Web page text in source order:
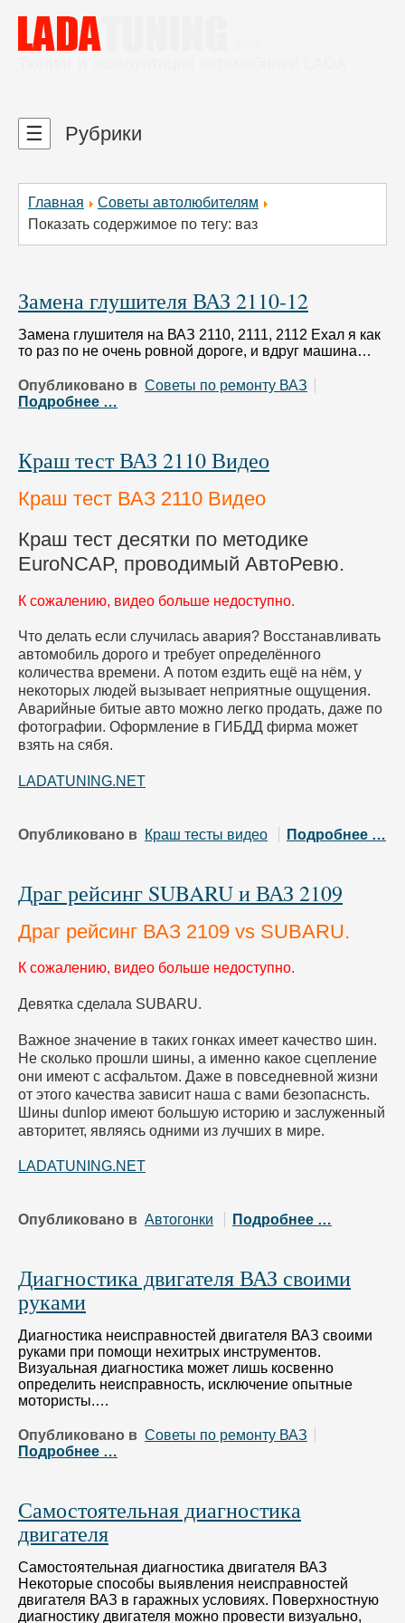
Главная
Советы автолюбителям
Показать содержимое по тегу: ваз
Замена глушителя ВАЗ 2110-12
Замена глушителя на ВАЗ 2110, 2111, 2112 Ехал я как
то раз по не очень ровной дороге, и вдруг машина…
Опубликовано в Советы по ремонту ВАЗ
Подробнее …
Краш тест ВАЗ 2110 Видео
Краш тест ВАЗ 2110 Видео
Краш тест десятки по методике
EuroNCAP, проводимый АвтоРевю.
К сожалению, видео больше недоступно.
Что делать если случилась авария? Восстанавливать
автомобиль дорого и требует определённого
количества времени. А потом ездить ещё на нём, у
некоторых людей вызывает неприятные ощущения.
Аварийные битые авто можно легко продать, даже по
фотографии. Оформление в ГИБДД фирма может
взять на сябя.
LADATUNING.NET
Опубликовано в Краш тесты видео Подробнее …
Драг рейсинг SUBARU и ВАЗ 2109
Драг рейсинг ВАЗ 2109 vs SUBARU.
К сожалению, видео больше недоступно.
Девятка сделала SUBARU.
Важное значение в таких гонках имеет качество шин.
Не сколько прошли шины, а именно какое сцепление
они имеют с асфальтом. Даже в повседневной жизни
от этого качества зависит наша с вами безопаснсть.
Шины dunlop имеют большую историю и заслуженный
авторитет, являясь одними из лучших в мире.
LADATUNING.NET
Опубликовано в Автогонки Подробнее …
Диагностика двигателя ВАЗ своими
руками
Диагностика неисправностей двигателя ВАЗ своими
руками при помощи нехитрых инструментов.
Визуальная диагностика может лишь косвенно
определить неисправность, исключение опытные
мотористы.…
Опубликовано в Советы по ремонту ВАЗ
Подробнее …
Самостоятельная диагностика
двигателя
Самостоятельная диагностика двигателя ВАЗ
Некоторые способы выявления неисправностей
двигателя ВАЗ в гаражных условиях. Поверхностную
диагностику двигателя можно провести визуально,
☰ Рубрики